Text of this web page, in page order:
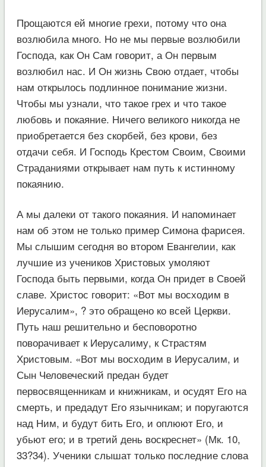
Прощаются ей многие грехи, потому что она
возлюбила много. Но не мы первые возлюбили
Господа, как Он Сам говорит, а Он первым
возлюбил нас. И Он жизнь Свою отдает, чтобы
нам открылось подлинное понимание жизни.
Чтобы мы узнали, что такое грех и что такое
любовь и покаяние. Ничего великого никогда не
приобретается без скорбей, без крови, без
отдачи себя. И Господь Крестом Своим, Своими
Страданиями открывает нам путь к истинному
покаянию.
А мы далеки от такого покаяния. И напоминает
нам об этом не только пример Симона фарисея.
Мы слышим сегодня во втором Евангелии, как
лучшие из учеников Христовых умоляют
Господа быть первыми, когда Он придет в Своей
славе. Христос говорит: «Вот мы восходим в
Иерусалим», ? это обращено ко всей Церкви.
Путь наш решительно и бесповоротно
поворачивает к Иерусалиму, к Страстям
Христовым. «Вот мы восходим в Иерусалим, и
Сын Человеческий предан будет
первосвященникам и книжникам, и осудят Его на
смерть, и предадут Его язычникам; и поругаются
над Ним, и будут бить Его, и оплюют Его, и
убьют его; и в третий день воскреснет» (Мк. 10,
33?34). Ученики слышат только последние слова